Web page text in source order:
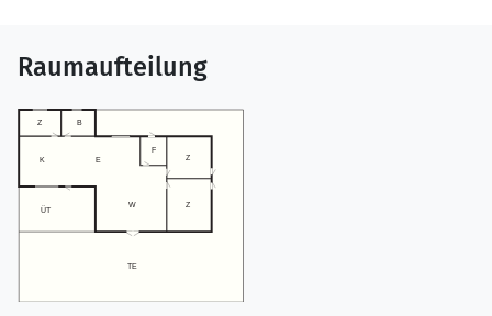
Raumaufteilung